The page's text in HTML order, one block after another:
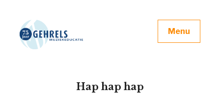
Menu
Hap hap hap